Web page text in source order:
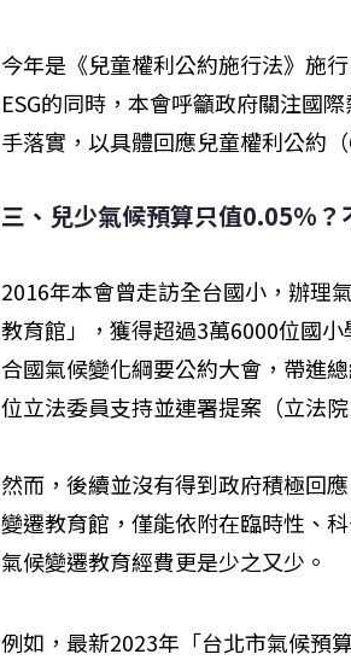
今年是《兒童權利公約施行法》施
ESG的同時，本會呼籲政府關注國
手落實，以具體回應兒童權利公約
三、兒少氣候預算只值0.05%？
2016年本會曾走訪全台國小，辦理
教育館」，獲得超過3萬6000位國
合國氣候變化綱要公約大會，帶進
位立法委員支持並連署提案（立法
然而，後續並沒有得到政府積極回
變遷教育館，僅能依附在臨時性、
氣候變遷教育經費更是少之又少。
例如，最新2023年「台北市氣候預